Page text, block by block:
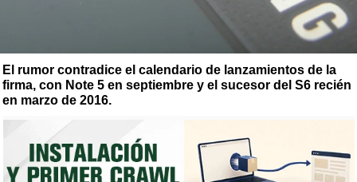
El rumor contradice el calendario de lanzamientos de la
firma, con Note 5 en septiembre y el sucesor del S6 recién
en marzo de 2016.